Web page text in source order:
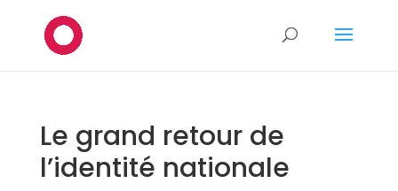
Le grand retour de
l’identité nationale